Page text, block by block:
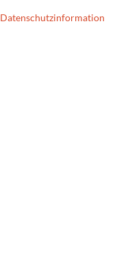
Datenschutzinformation